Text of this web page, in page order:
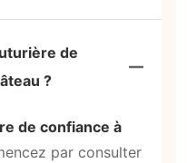
de
?
de confiance à
par consulter